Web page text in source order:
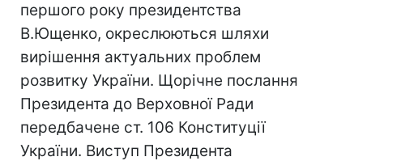
першого року президентства
В.Ющенко, окреслюються шляхи
вирішення актуальних проблем
розвитку України. Щорічне послання
Президента до Верховної Ради
передбачене ст. 106 Конституції
України. Виступ Президента